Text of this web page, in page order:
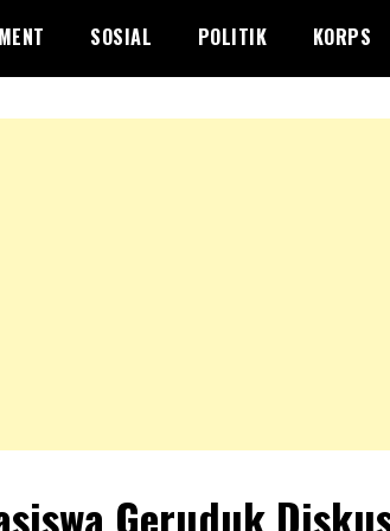
SOSIAL POLITIK KORPS
Geruduk